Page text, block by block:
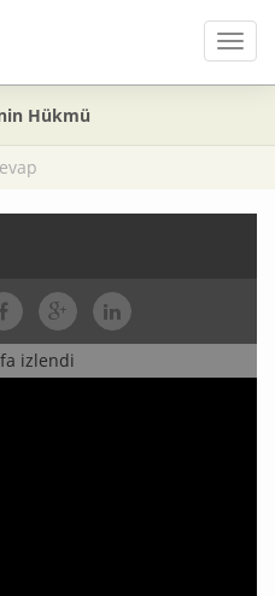
Menü
Hükmü
izlendi